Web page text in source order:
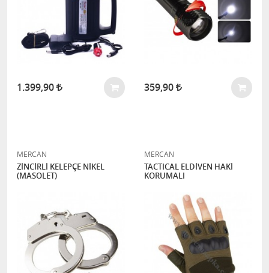
1.399,90 359,90
MERCAN
ZİNCİRLİ KELEPÇE NİKEL
(MASOLET)
MERCAN
TACTICAL ELDİVEN HAKİ
KORUMALI